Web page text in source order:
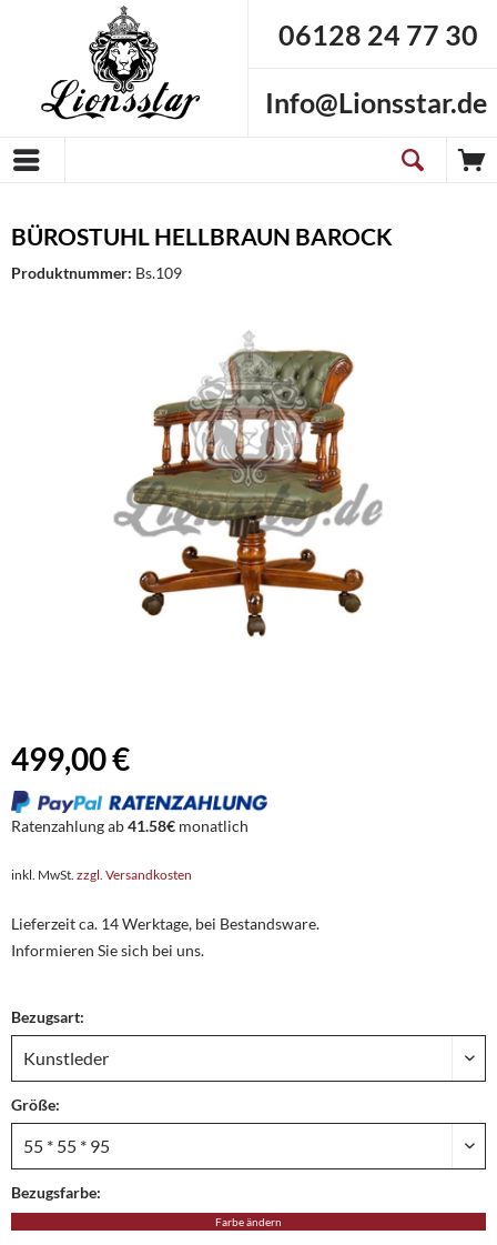
06128 24 77 30
Info@Lionsstar.de
BÜROSTUHL HELLBRAUN BAROCK
Produktnummer: Bs.109
499,00 €
Ratenzahlung ab41.58€ monatlich
inkl. MwSt. zzgl. Versandkosten
Lieferzeit ca. 14 Werktage, bei Bestandsware.
Informieren Sie sich bei uns.
Bezugsart:
Größe:
Bezugsfarbe:
Farbe ändern